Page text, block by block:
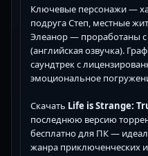
Ключевые персонажи —
подруга Степ, местные
Элеанор — проработаны с
(английская озвучка).
саундтрек с
эмоциональное
Скачать Life is Strange:
последнюю версию
бесплатно для ПК —
жанра приключенческих